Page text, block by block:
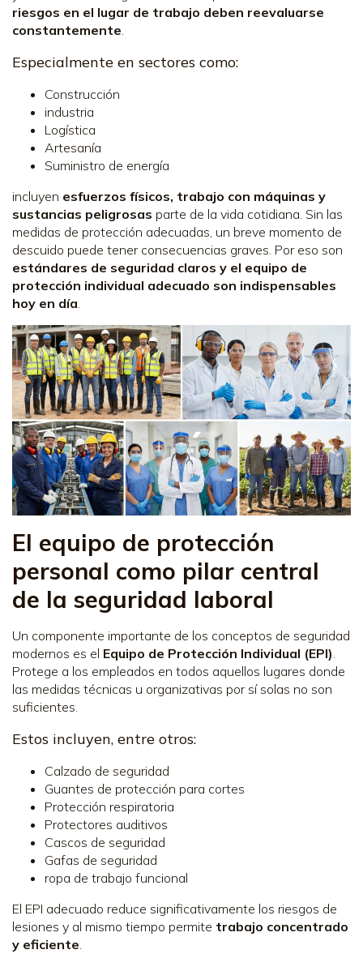
riesgos en el lugar de trabajo deben reevaluarse
constantemente.
Especialmente en sectores como:
Construcción
industria
Logística
Artesanía
Suministro de energía
incluyen esfuerzos físicos, trabajo con máquinas y
sustancias peligrosas parte de la vida cotidiana. Sin las
medidas de protección adecuadas, un breve momento de
descuido puede tener consecuencias graves. Por eso son
estándares de seguridad claros y el equipo de
protección individual adecuado son indispensables
hoy en día.
El equipo de protección
personal como pilar central
de la seguridad laboral
Un componente importante de los conceptos de seguridad
modernos es el Equipo de Protección Individual (EPI).
Protege a los empleados en todos aquellos lugares donde
las medidas técnicas u organizativas por sí solas no son
suficientes.
Estos incluyen, entre otros:
Calzado de seguridad
Guantes de protección para cortes
Protección respiratoria
Protectores auditivos
Cascos de seguridad
Gafas de seguridad
ropa de trabajo funcional
El EPI adecuado reduce significativamente los riesgos de
lesiones y al mismo tiempo permite trabajo concentrado
y eficiente.